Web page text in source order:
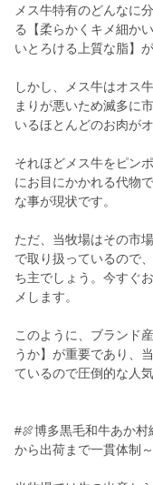
メス牛特有のどんなに
る【柔らかくキメ細か
いとろける上質な脂】
しかし、メス牛はオス
まりが悪いため滅多に
いるほとんどのお肉が
それほどメス牛をピン
にお目にかかれる代物
な事が現状です。
ただ、当牧場はその市
で取り扱っているので
ち主でしょう。今すぐ
メします。
このように、ブランド
うか】が重要であり、
ているので圧倒的な人
#🍖博多黒毛和牛あか
から出荷まで一貫体制～